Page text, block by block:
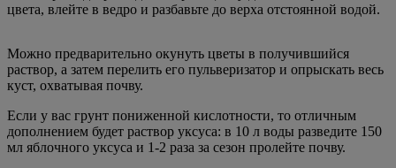
цвета, влейте в ведро и разбавьте до верха отстоянной водой.
Можно предварительно окунуть цветы в получившийся
раствор, а затем перелить его пульверизатор и опрыскать весь
куст, охватывая почву.
Если у вас грунт пониженной кислотности, то отличным
дополнением будет раствор уксуса: в 10 л воды разведите 150
мл яблочного уксуса и 1-2 раза за сезон пролейте почву.